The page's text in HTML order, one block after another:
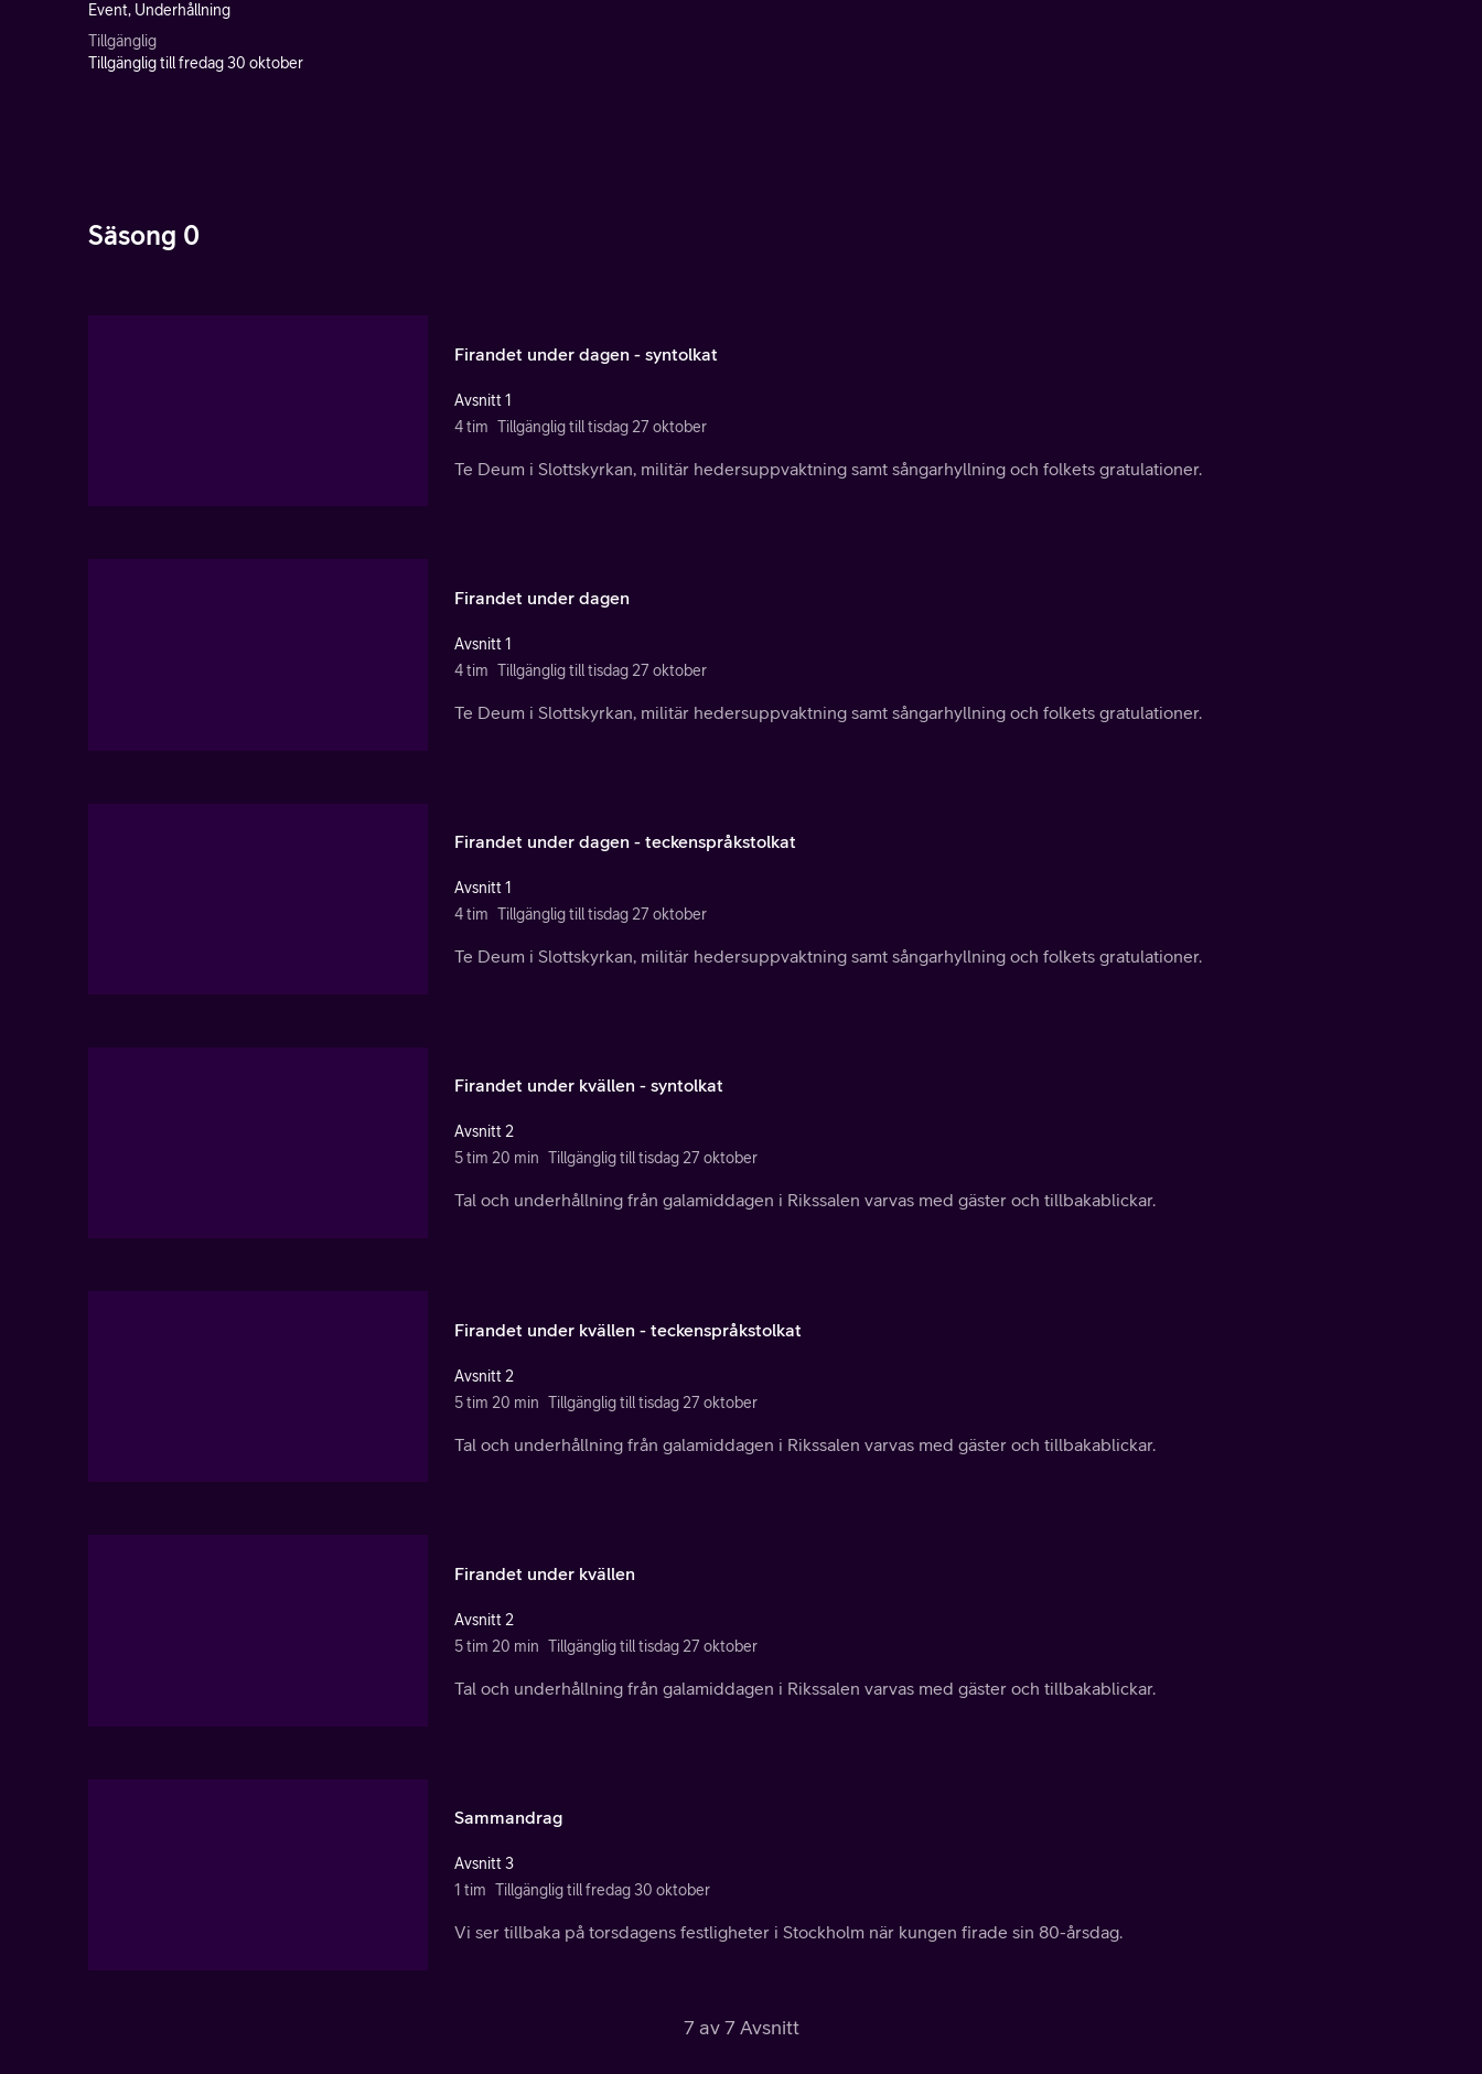
Event, Underhållning
Tillgänglig
Tillgänglig till fredag 30 oktober
Säsong 0
Firandet under dagen - syntolkat
Avsnitt 1
4 tim Tillgänglig till tisdag 27 oktober
Te Deum i Slottskyrkan, militär hedersuppvaktning samt sångarhyllning och folkets gratulationer.
Firandet under dagen
Avsnitt 1
4 tim Tillgänglig till tisdag 27 oktober
Te Deum i Slottskyrkan, militär hedersuppvaktning samt sångarhyllning och folkets gratulationer.
Firandet under dagen - teckenspråkstolkat
Avsnitt 1
4 tim Tillgänglig till tisdag 27 oktober
Te Deum i Slottskyrkan, militär hedersuppvaktning samt sångarhyllning och folkets gratulationer.
Firandet under kvällen - syntolkat
Avsnitt 2
5 tim 20 min Tillgänglig till tisdag 27 oktober
Tal och underhållning från galamiddagen i Rikssalen varvas med gäster och tillbakablickar.
Firandet under kvällen - teckenspråkstolkat
Avsnitt 2
5 tim 20 min Tillgänglig till tisdag 27 oktober
Tal och underhållning från galamiddagen i Rikssalen varvas med gäster och tillbakablickar.
Firandet under kvällen
Avsnitt 2
5 tim 20 min Tillgänglig till tisdag 27 oktober
Tal och underhållning från galamiddagen i Rikssalen varvas med gäster och tillbakablickar.
Sammandrag
Avsnitt 3
1 tim Tillgänglig till fredag 30 oktober
Vi ser tillbaka på torsdagens festligheter i Stockholm när kungen firade sin 80-årsdag.
7 av 7 Avsnitt